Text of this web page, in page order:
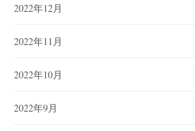
2022年12月
2022年11月
2022年10月
2022年9月